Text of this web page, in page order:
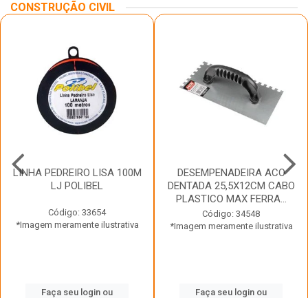
CONSTRUÇÃO CIVIL
LINHA PEDREIRO LISA 100M
LJ POLIBEL
Código: 33654
*Imagem meramente ilustrativa
Faça seu login ou
DESEMPENADEIRA ACO
DENTADA 25,5X12CM CABO
PLASTICO MAX FERRA...
Código: 34548
*Imagem meramente ilustrativa
Faça seu login ou